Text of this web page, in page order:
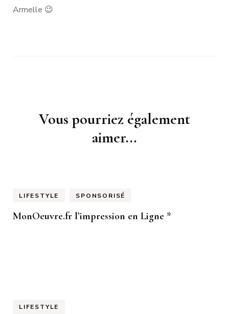
Armelle 😉
Navigation
Vous pourriez également
aimer...
LIFESTYLE SPONSORISÉ
MonOeuvre.fr l’impression en Ligne *
LIFESTYLE